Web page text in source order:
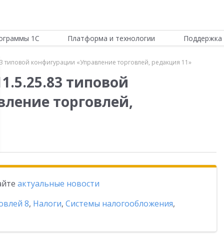
1С Платформа и технологии Поддержка
конфигурации «Управление торговлей, редакция 11»
типовой
торговлей,
актуальные новости
8, Налоги, Системы налогообложения,